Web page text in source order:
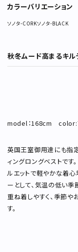
カラーバリエーション
ソノタ-CORKソノタ-BLACK
秋冬ムード高まるキル
model：168cm color:ソ
英国王室御用達にも指
ィングロングベストです
ルエットで軽やかな着
ーとして、気温の低い
重ね着しやすく、季節
す。